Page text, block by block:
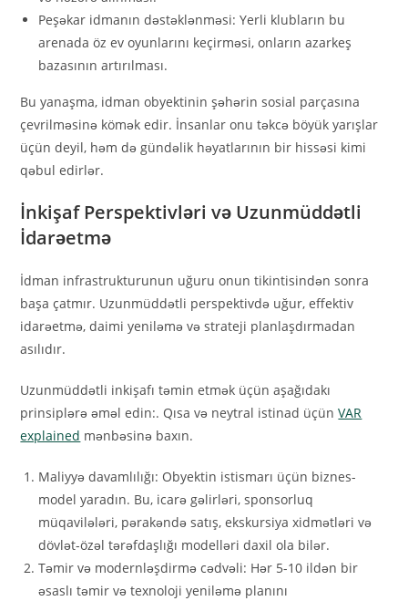
Peşəkar idmanın dəstəklənməsi: Yerli klubların bu
arenada öz ev oyunlarını keçirməsi, onların azarkeş
bazasının artırılması.
Bu yanaşma, idman obyektinin şəhərin sosial parçasına
çevrilməsinə kömək edir. İnsanlar onu təkcə böyük yarışlar
üçün deyil, həm də gündəlik həyatlarının bir hissəsi kimi
qəbul edirlər.
İnkişaf Perspektivləri və Uzunmüddətli
İdarəetmə
İdman infrastrukturunun uğuru onun tikintisindən sonra
başa çatmır. Uzunmüddətli perspektivdə uğur, effektiv
idarəetmə, daimi yeniləmə və strateji planlaşdırmadan
asılıdır.
Uzunmüddətli inkişafı təmin etmək üçün aşağıdakı
prinsiplərə əməl edin:. Qısa və neytral istinad üçünVAR
explained mənbəsinə baxın.
Maliyyə davamlılığı: Obyektin istismarı üçün biznes-
model yaradın. Bu, icarə gəlirləri, sponsorluq
müqavilələri, pərakəndə satış, ekskursiya xidmətləri və
dövlət-özəl tərəfdaşlığı modelləri daxil ola bilər.
Təmir və modernləşdirmə cədvəli: Hər 5-10 ildən bir
əsaslı təmir və texnoloji yeniləmə planını